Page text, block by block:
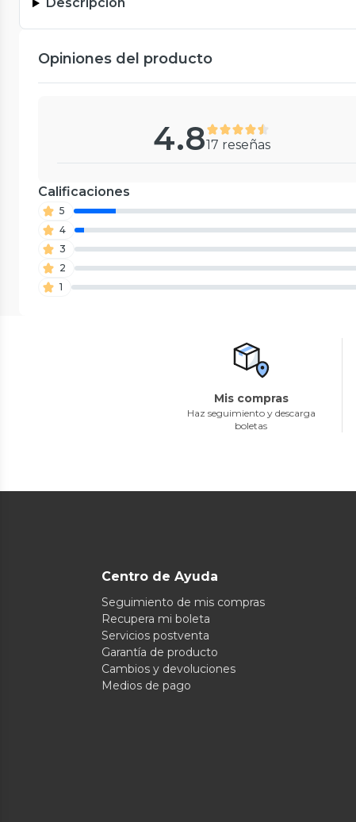
Opiniones del producto
4.817 reseñas
Calificaciones
5
4
3
2
1
Mis compras
Haz seguimiento y descarga
boletas
Centro de Ayuda
Seguimiento de mis compras
Recupera mi boleta
Servicios postventa
Garantía de producto
Cambios y devoluciones
Medios de pago